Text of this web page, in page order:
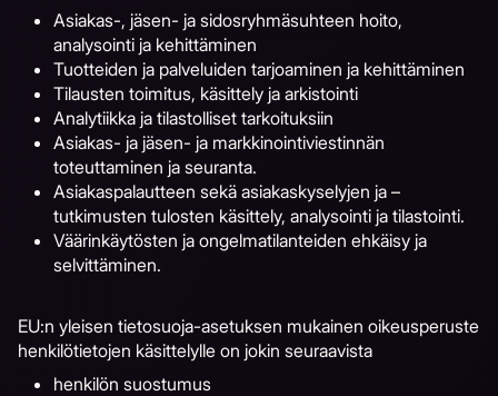
Asiakas-, jäsen- ja sidosryhmäsuhteen hoito,
analysointi ja kehittäminen
Tuotteiden ja palveluiden tarjoaminen ja kehittäminen
Tilausten toimitus, käsittely ja arkistointi
Analytiikka ja tilastolliset tarkoituksiin
Asiakas- ja jäsen- ja markkinointiviestinnän
toteuttaminen ja seuranta.
Asiakaspalautteen sekä asiakaskyselyjen ja –
tutkimusten tulosten käsittely, analysointi ja tilastointi.
Väärinkäytösten ja ongelmatilanteiden ehkäisy ja
selvittäminen.
EU:n yleisen tietosuoja-asetuksen mukainen oikeusperuste
henkilötietojen käsittelylle on jokin seuraavista
henkilön suostumus